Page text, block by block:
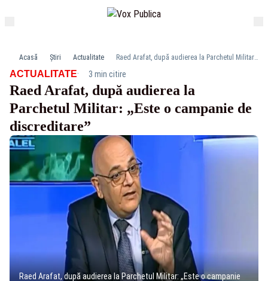
Acasă Știri Actualitate Raed Arafat, după audierea la Parchetul Militar: „Este o campanie de discreditare”
ACTUALITATE· 3 min citire
Raed Arafat, după audierea la
Parchetul Militar: „Este o campanie de
discreditare”
Raed Arafat, după audierea la Parchetul Militar: „Este o campanie